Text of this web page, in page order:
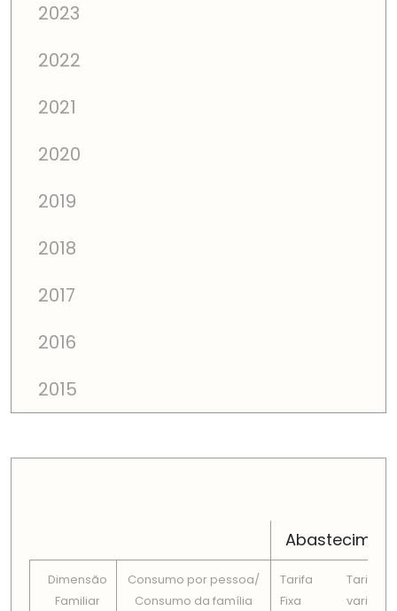
2023
2022
2021
2020
2019
2018
2017
2016
2015
Dimensão
Familiar
Consumo por pessoa/
Consumo da famí­lia
Tarifa
Fixa
Tarifa
variável